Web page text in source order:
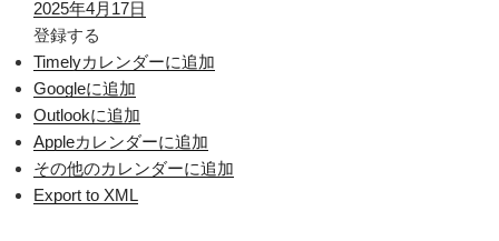
2025年4月17日
登録する
Timelyカレンダーに追加
Googleに追加
Outlookに追加
Appleカレンダーに追加
その他のカレンダーに追加
Export to XML